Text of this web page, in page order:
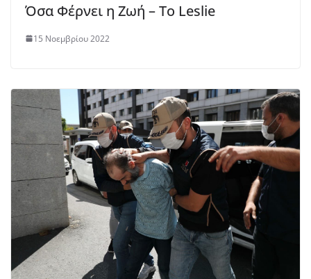
Όσα Φέρνει η Ζωή – To Leslie
15 Νοεμβρίου 2022